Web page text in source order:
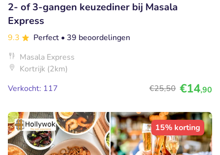
2- of 3-gangen keuzediner bij Masala
Express
9.3 Perfect • 39 beoordelingen
Masala Express
Kortrijk (2km)
Verkocht: 117
€25,50 €14,90
15% korting